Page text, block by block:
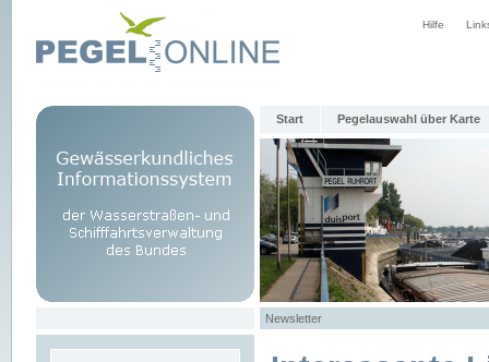
Hilfe
Start Pegelauswahl über Karte
Newsletter